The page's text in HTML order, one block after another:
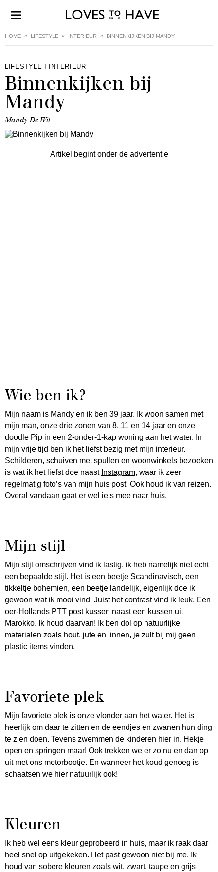
HOME LIFESTYLE INTERIEUR BINNENKIJKEN BIJ MANDY
LIFESTYLE INTERIEUR
Binnenkijken bij
Mandy
Mandy De Wit
Artikel begint onder de advertentie
Wie ben ik?
Mijn naam is Mandy en ik ben 39 jaar. Ik woon samen met
mijn man, onze drie zonen van 8, 11 en 14 jaar en onze
doodle Pip in een 2-onder-1-kap woning aan het water. In
mijn vrije tijd ben ik het liefst bezig met mijn interieur.
Schilderen, schuiven met spullen en woonwinkels bezoeken
is wat ik het liefst doe naast Instagram, waar ik zeer
regelmatig foto’s van mijn huis post. Ook houd ik van reizen.
Overal vandaan gaat er wel iets mee naar huis.
Mijn stijl
Mijn stijl omschrijven vind ik lastig, ik heb namelijk niet echt
een bepaalde stijl. Het is een beetje Scandinavisch, een
tikkeltje bohemien, een beetje landelijk, eigenlijk doe ik
gewoon wat ik mooi vind. Juist het contrast vind ik leuk. Een
oer-Hollands PTT post kussen naast een kussen uit
Marokko. Ik houd daarvan! Ik ben dol op natuurlijke
materialen zoals hout, jute en linnen, je zult bij mij geen
plastic items vinden.
Favoriete plek
Mijn favoriete plek is onze vlonder aan het water. Het is
heerlijk om daar te zitten en de eendjes en zwanen hun ding
te zien doen. Tevens zwemmen de kinderen hier in. Hekje
open en springen maar! Ook trekken we er zo nu en dan op
uit met ons motorbootje. En wanneer het koud genoeg is
schaatsen we hier natuurlijk ook!
Kleuren
Ik heb wel eens kleur geprobeerd in huis, maar ik raak daar
heel snel op uitgekeken. Het past gewoon niet bij me. Ik
houd van sobere kleuren zoals wit, zwart, taupe en grijs